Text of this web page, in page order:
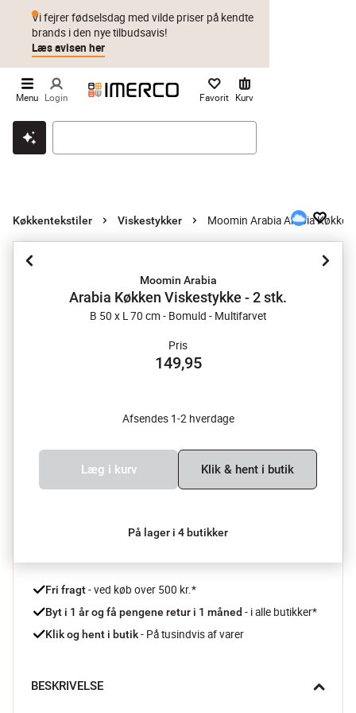
Klik & hent Byt i 1 år Prismatch
Vi fejrer fødselsdag med vilde priser på kendte
brands i den nye tilbudsavis!
Læs avisen her
Menu Login Favorit Kurv
Køkkentekstiler Viskestykker Moomin Arabia Arabia
Moomin Arabia
Arabia Køkken Viskestykke - 2 stk.
B 50 x L 70 cm - Bomuld - Multifarvet
Pris
149,95
Afsendes 1-2 hverdage
Læg i kurv Klik & hent i butik
På lager i 4 butikker
Fri fragt - ved køb over 500 kr.*
Byt i 1 år og få pengene retur i 1 måned - i alle butikker*
Klik og hent i butik - På tusindvis af varer
BESKRIVELSE